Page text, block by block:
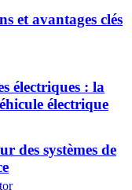
et avantages clés
électriques : la
électrique
des systèmes de